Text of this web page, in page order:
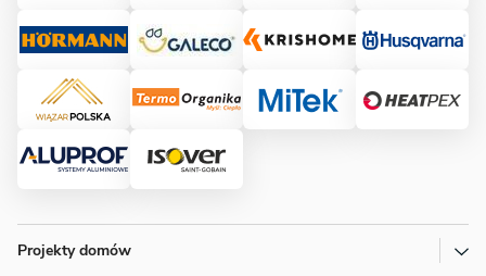
Projekty domów